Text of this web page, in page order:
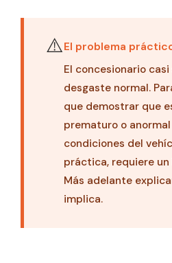
⚠️El problema
El concesionario
desgaste normal.
que demostrar que
prematuro o
condiciones del
práctica, requiere
Más adelante
implica.